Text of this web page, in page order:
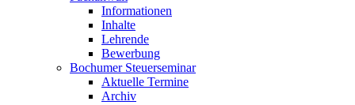
Informationen
Inhalte
Lehrende
Bewerbung
Bochumer Steuerseminar
Aktuelle Termine
Archiv